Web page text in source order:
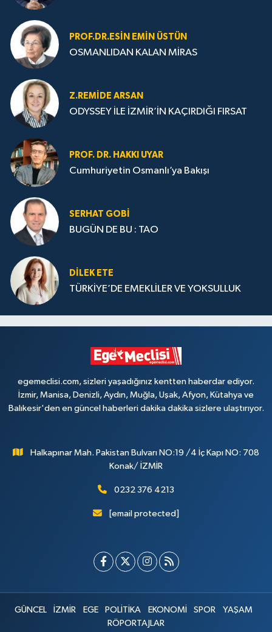
PROF.DR.ESIN EMIN ÜSTÜN
OSMANLIDAN KALAN MİRAS
Z.REMIDE ARSAN
ODYSSEY İLE İZMİR’İN KAÇIRDIĞI FIRSAT
PROF. DR. HAKKI UYAR
Cumhuriyetin Osmanlı’ya Bakışı
SERHAT GOBİ
BUGÜN DE BU : TAO
DILEK ETE
TÜRKİYE’DE EMEKLİLER VE YOKSULLUK
egemeclisi.com, sizleri yaşadığınız kentten haberdar ediyor.
İzmir, Manisa, Denizli, Aydın, Muğla, Uşak, Afyon, Kütahya ve
Balıkesir'den en güncel haberleri dakika dakika sizlere ulaştırıyor.
Halkapınar Mah. Pakistan Bulvarı NO:19 /4 İç Kapı NO: 708
Konak/ İZMİR
0232 376 4213
[email protected]
GÜNCEL İZMİR EGE POLİTİKA EKONOMİ SPOR
YAŞAM
RÖPORTAJLAR